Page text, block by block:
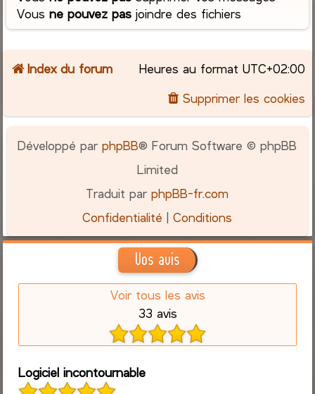
Vousne pouvez pas joindre des fichiers
Index du forum Heures au format UTC+02:00
Supprimer les cookies
Développé parphpBB® Forum Software © phpBB
Limited
Traduit parphpBB-fr.com
Confidentialité |Conditions
Vos avis
Voir tous les avis
33 avis
Logiciel incontournable